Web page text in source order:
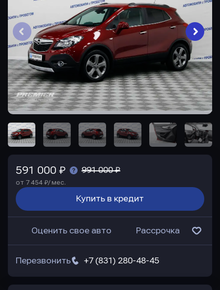
591 000 ₽ 991 000 ₽
от 7 454 ₽/ мес.
Купить в кредит
Оценить свое авто Рассрочка
+7 (831) 280-48-45
Перезвонить